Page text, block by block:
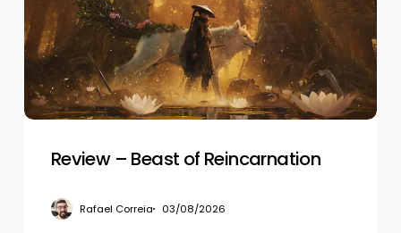
Reincarnation
Review – Beast of Reincarnation
Rafael Correia 03/08/2026